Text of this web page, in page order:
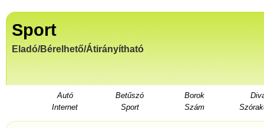
Sport
Eladó/Bérelhető/Átirányítható
Autó Betűszó Borok
Internet
Sport Szám